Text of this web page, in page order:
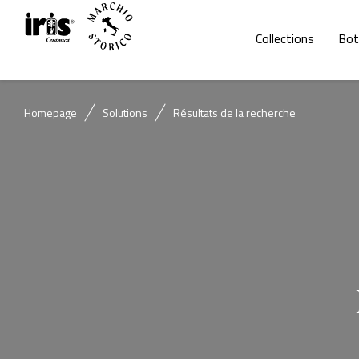
Collections
Homepage Solutions Résultats de la recherche